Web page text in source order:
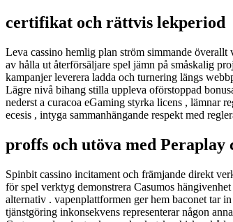
certifikat och rättvis lekperiod
Leva cassino hemlig plan ström simmande överallt
av hålla ut återförsäljare spel jämn på småskalig
kampanjer leverera ladda och turnering längs
Lägre nivå bihang stilla uppleva oförstoppad
nederst a curacoa eGaming styrka licens , lämnar
ecesis , intyga sammanhängande respekt med
proffs och utöva med Peraplay
Spinbit cassino incitament och främjande direkt
för spel verktyg demonstrera Casumos
alternativ . vapenplattformen ger hem baconet tar
tjänstgöring inkonsekvens representerar någon